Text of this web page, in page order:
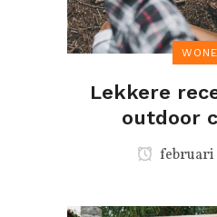
Lekkere
outdoor
februari